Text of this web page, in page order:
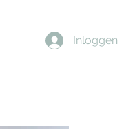
Inloggen